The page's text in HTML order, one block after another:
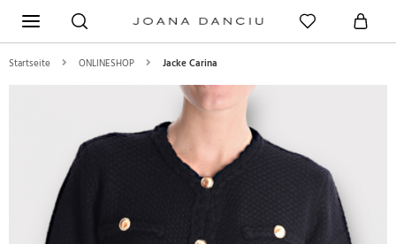
Startseite ONLINESHOP Jacke Carina